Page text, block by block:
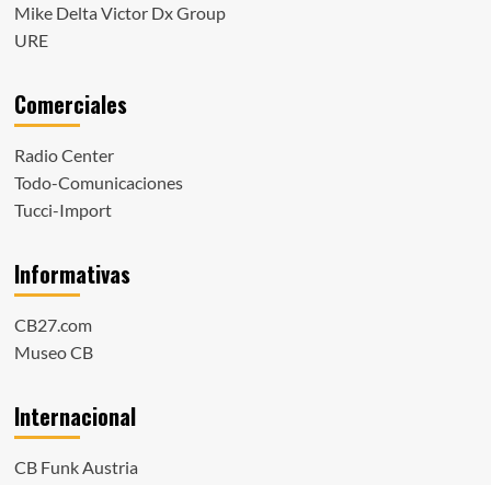
Mike Delta Victor Dx Group
URE
Comerciales
Radio Center
Todo-Comunicaciones
Tucci-Import
Informativas
CB27.com
Museo CB
Internacional
CB Funk Austria